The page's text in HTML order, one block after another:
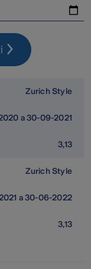
Zurich Style
a 30-09-2021
3,13
Zurich Style
a 30-06-2022
3,13